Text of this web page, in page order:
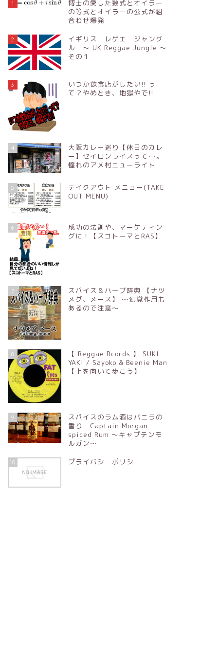
1
博士の愛した数式とオイラー
の等式とオイラーの公式が組
合わせ爆発
2
イギリス レゲエ ジャング
ル ～ UK Reggae Jungle ～
その１
3
いつか飲食店がしたい!! っ
て？やめとき、地獄やで!!
4
大阪カレー巡り【休日のカレ
ー】セイロンライスって…。
憧れのアメ村ニューライト
5
テイクアウト メニュー(TAKE
OUT MENU)
6
成功の法則や、マーケティン
グに！【スコトーマとRAS】
7
スパイス＆ハーブ辞典 【ナツ
メグ、メース】 ～幻覚作用も
あるので注意～
8
【 Reggae Rcords 】 SUKI
YAKI / Sayoko & Beenie Man
【上を向いて歩こう】
9
スパイスのラム酒はバニラの
香り Captain Morgan
spiced Rum ～キャプテンモ
ルガン～
10 プライバシーポリシー